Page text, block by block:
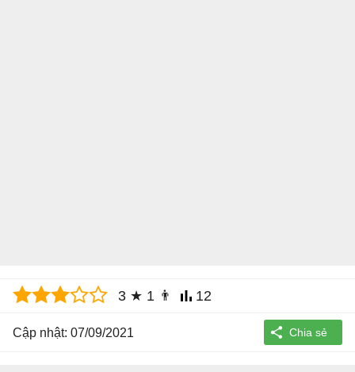
3 ★ 1 👨 12
Cập nhật: 07/09/2021